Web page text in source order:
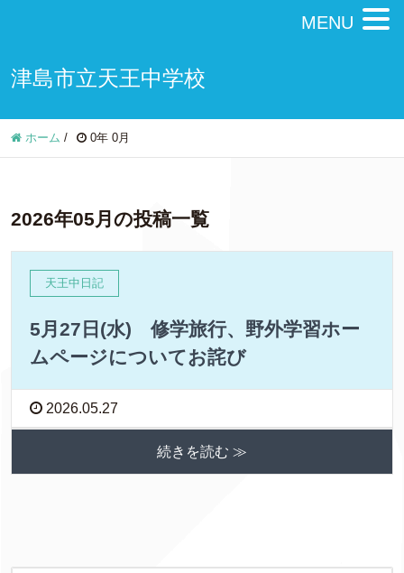
津島市立天王中学校
ホーム / 0年 0月
2026年05月の投稿一覧
天王中日記
5月27日(水) 修学旅行、野外学習ホー
ムページについてお詫び
2026.05.27
続きを読む ≫
MENU